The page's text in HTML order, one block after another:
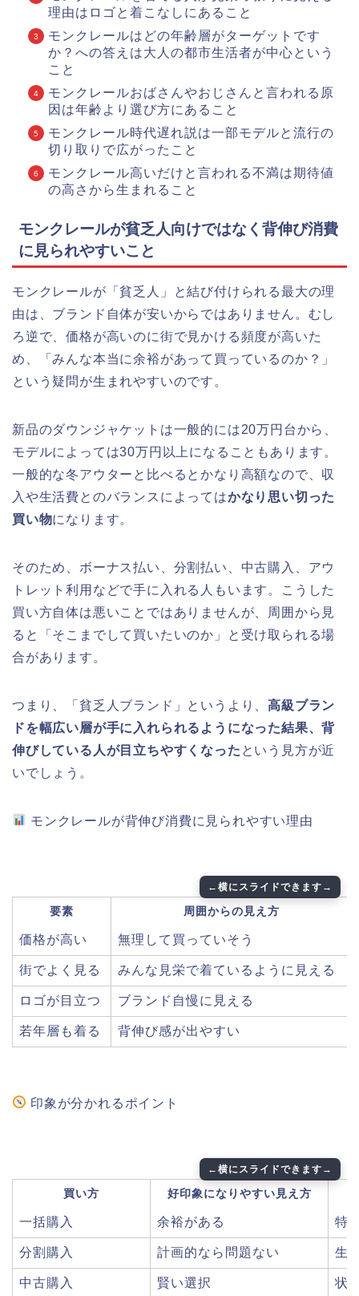
理由はロゴと着こなしにあること
モンクレールはどの年齢層がターゲットです
か？への答えは大人の都市生活者が中心という
こと
モンクレールおばさんやおじさんと言われる原
因は年齢より選び方にあること
モンクレール時代遅れ説は一部モデルと流行の
切り取りで広がったこと
モンクレール高いだけと言われる不満は期待値
の高さから生まれること
モンクレールが貧乏人向けではなく背伸び消費
に見られやすいこと
モンクレールが「貧乏人」と結び付けられる最大の理
由は、ブランド自体が安いからではありません。むし
ろ逆で、価格が高いのに街で見かける頻度が高いた
め、「みんな本当に余裕があって買っているのか？」
という疑問が生まれやすいのです。
新品のダウンジャケットは一般的には20万円台から、
モデルによっては30万円以上になることもあります。
一般的な冬アウターと比べるとかなり高額なので、収
入や生活費とのバランスによってはかなり思い切った
買い物になります。
そのため、ボーナス払い、分割払い、中古購入、アウ
トレット利用などで手に入れる人もいます。こうした
買い方自体は悪いことではありませんが、周囲から見
ると「そこまでして買いたいのか」と受け取られる場
合があります。
つまり、「貧乏人ブランド」というより、高級ブラン
ドを幅広い層が手に入れられるようになった結果、背
伸びしている人が目立ちやすくなった という見方が近
いでしょう。
モンクレールが背伸び消費に見られやすい理由
要素 周囲からの見え方
価格が高い 無理して買っていそう
街でよく見る みんな見栄で着ているように見える
ロゴが目立つ ブランド自慢に見える
若年層も着る 背伸び感が出やすい
印象が分かれるポイント
買い方 好印象になりやすい見え方
一括購入 余裕がある 特
分割購入 計画的なら問題ない 生
中古購入 賢い選択 状